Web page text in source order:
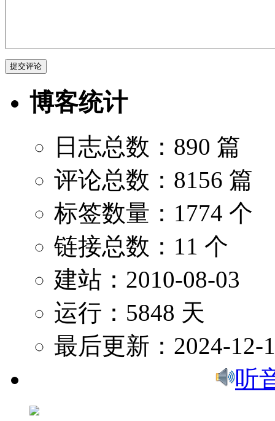
博客统计
日志总数：890 篇
评论总数：8156 篇
标签数量：1774 个
链接总数：11 个
建站：2010-08-03
运行：5848 天
最后更新：2024-12-
听